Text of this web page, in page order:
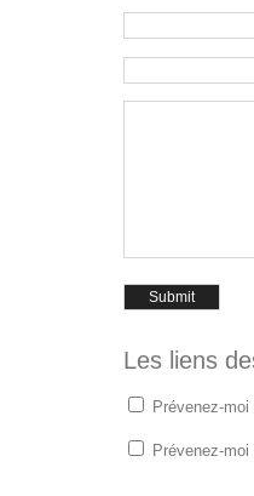
Les liens
Prévenez-
Prévenez-